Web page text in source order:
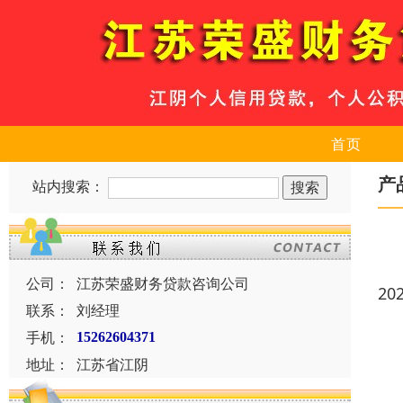
首页
站内搜索：
公司：
江苏荣盛财务贷款咨询公司
联系：
刘经理
手机：
15262604371
地址： 江苏省江阴
产